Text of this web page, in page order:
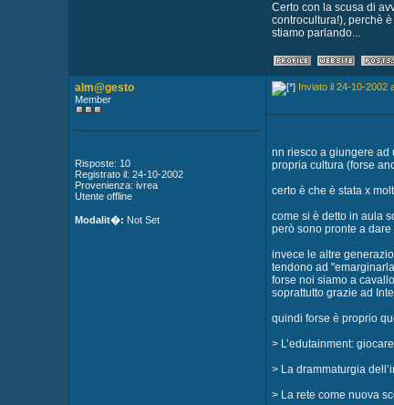
Certo con la scusa di
controcultura!), perchè
stiamo parlando...
alm@gesto
Member
Risposte: 10
Registrato il: 24-10-2002
Provenienza: ivrea
Utente offline
Modalit�: Not Set
Inviato il 24-10-2002
nn riesco a giungere ad
propria cultura (forse
certo è che è stata x
come si è detto in aula
però sono pronte a
invece le altre
tendono ad
forse noi siamo a
soprattutto grazie ad
quindi forse è proprio
> L’edutainment:
> La drammaturgia
> La rete come nuova